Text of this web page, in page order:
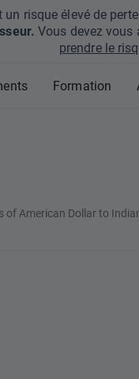
risque élevé de
Vous devez vous
prendre le
Formation
American Dollar to